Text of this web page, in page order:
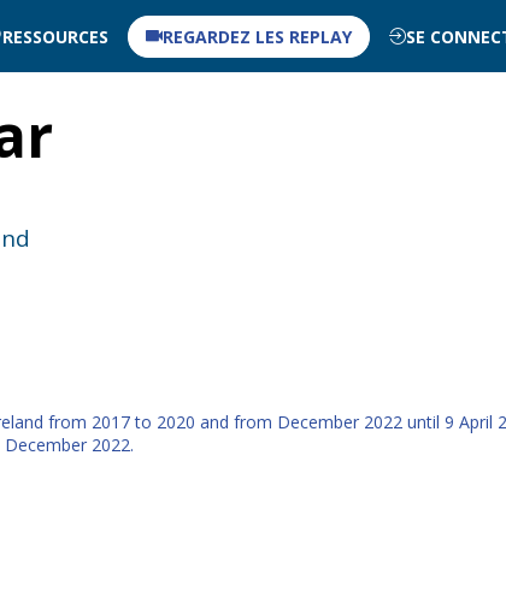
RESSOURCES REGARDEZ LES REPLAY SE
from 2017 to 2020 and from December 2022 until 9 April
2022.